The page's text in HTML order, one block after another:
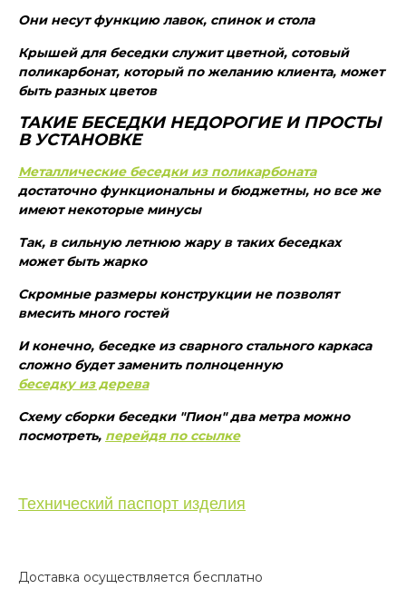
Они несут функцию лавок, спинок и стола
Крышей для беседки служит цветной, сотовый
поликарбонат, который по желанию клиента, может
быть разных цветов
ТАКИЕ БЕСЕДКИ НЕДОРОГИЕ И ПРОСТЫ
В УСТАНОВКЕ
Металлические беседки из поликарбоната
достаточно функциональны и бюджетны, но все же
имеют некоторые минусы
Так, в сильную летнюю жару в таких беседках
может быть жарко
Скромные размеры конструкции не позволят
вмесить много гостей
И конечно, беседке из сварного стального каркаса
сложно будет заменить полноценную
беседку из дерева
Схему сборки беседки "Пион" два метра можно
посмотреть, перейдя по ссылке
Технический паспорт изделия
Доставка осуществляется бесплатно